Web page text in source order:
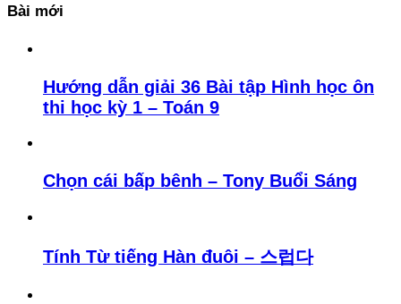
Bài mới
Hướng dẫn giải 36 Bài tập Hình học ôn
thi học kỳ 1 – Toán 9
Chọn cái bấp bênh – Tony Buổi Sáng
Tính Từ tiếng Hàn đuôi – 스럽다